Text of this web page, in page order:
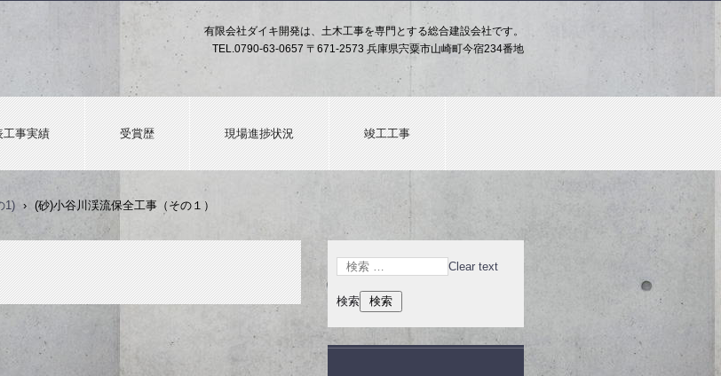
有限会社ダイキ開発は、土木工事を専門とする総合建設会社です。
TEL. 0790-63-0657 〒671-2573 兵庫県宍粟市山崎町今宿234番地
工事実績 受賞歴 現場進捗状況 竣工工事
1) › (砂)小谷川渓流保全工事（その１）
Clear text
検索